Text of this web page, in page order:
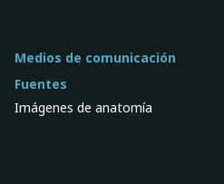
Medios de comunicación
Fuentes
Imágenes de anatomía